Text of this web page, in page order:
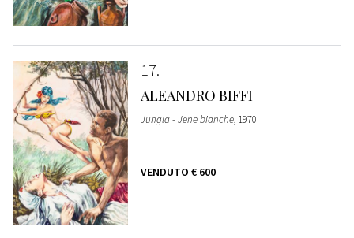
17
ALEANDRO BIFFI
Jungla - Jene bianche, 1970
VENDUTO € 600